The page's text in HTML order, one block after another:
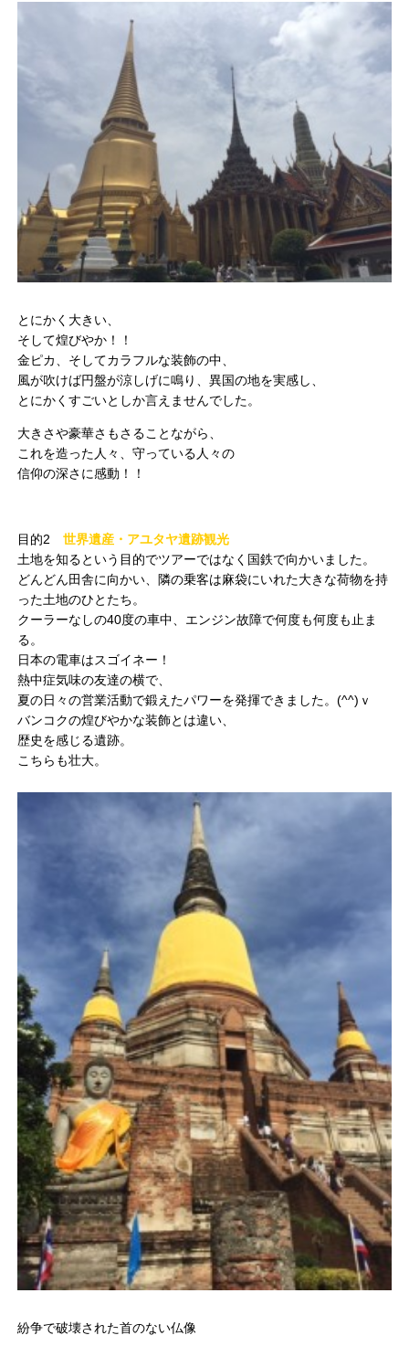
とにかく大きい、
そして煌びやか！！
金ピカ、そしてカラフルな装飾の中、
風が吹けば円盤が涼しげに鳴り、異国の地を実感し、
とにかくすごいとしか言えませんでした。
大きさや豪華さもさることながら、
これを造った人々、守っている人々の
信仰の深さに感動！！
目的2世界遺産・アユタヤ遺跡観光
土地を知るという目的でツアーではなく国鉄で向かいました。
どんどん田舎に向かい、隣の乗客は麻袋にいれた大きな荷物を持
った土地のひとたち。
クーラーなしの40度の車中、エンジン故障で何度も何度も止ま
る。
日本の電車はスゴイネー！
熱中症気味の友達の横で、
夏の日々の営業活動で鍛えたパワーを発揮できました。(^^)ｖ
バンコクの煌びやかな装飾とは違い、
歴史を感じる遺跡。
こちらも壮大。
紛争で破壊された首のない仏像